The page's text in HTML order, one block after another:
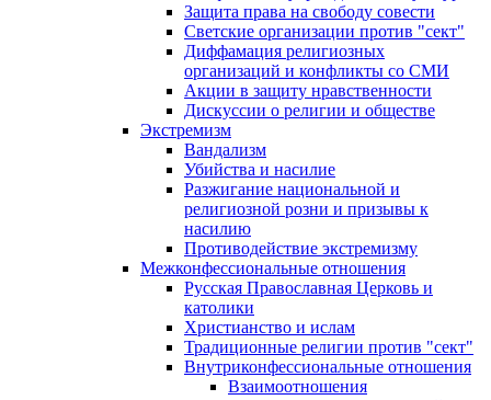
Защита права на свободу совести
Светские организации против "сект"
Диффамация религиозных
организаций и конфликты со СМИ
Акции в защиту нравственности
Дискуссии о религии и обществе
Экстремизм
Вандализм
Убийства и насилие
Разжигание национальной и
религиозной розни и призывы к
насилию
Противодействие экстремизму
Межконфессиональные отношения
Русская Православная Церковь и
католики
Христианство и ислам
Традиционные религии против "сект"
Внутриконфессиональные отношения
Взаимоотношения